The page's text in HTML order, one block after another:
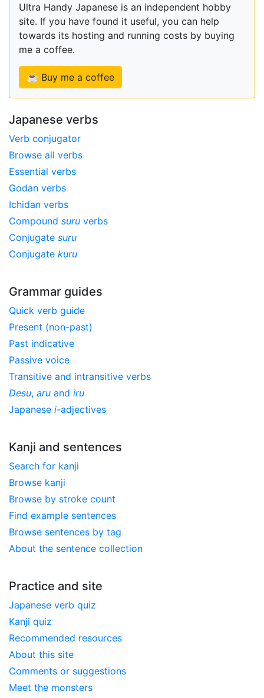
Ultra Handy Japanese is an independent hobby
site. If you have found it useful, you can help
towards its hosting and running costs by buying
me a coffee.
☕ Buy me a coffee
Japanese verbs
Verb conjugator
Browse all verbs
Essential verbs
Godan verbs
Ichidan verbs
Compound suru verbs
Conjugate suru
Conjugate kuru
Grammar guides
Quick verb guide
Present (non-past)
Past indicative
Passive voice
Transitive and intransitive verbs
Desu, aru and iru
Japanese i-adjectives
Kanji and sentences
Search for kanji
Browse kanji
Browse by stroke count
Find example sentences
Browse sentences by tag
About the sentence collection
Practice and site
Japanese verb quiz
Kanji quiz
Recommended resources
About this site
Comments or suggestions
Meet the monsters